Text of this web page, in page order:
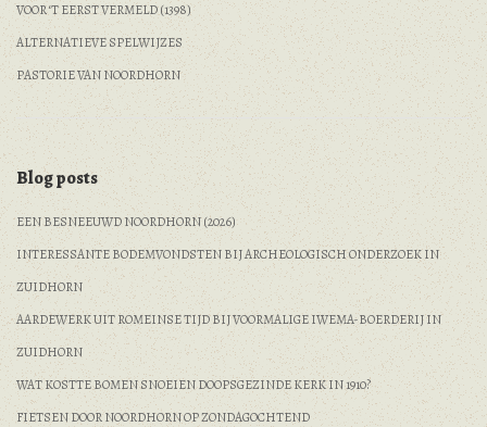
VOOR ‘T EERST VERMELD (1398)
ALTERNATIEVE SPELWIJZES
PASTORIE VAN NOORDHORN
Blog posts
EEN BESNEEUWD NOORDHORN (2026)
INTERESSANTE BODEMVONDSTEN BIJ ARCHEOLOGISCH ONDERZOEK IN
ZUIDHORN
AARDEWERK UIT ROMEINSE TIJD BIJ VOORMALIGE IWEMA-BOERDERIJ IN
ZUIDHORN
WAT KOSTTE BOMEN SNOEIEN DOOPSGEZINDE KERK IN 1910?
FIETSEN DOOR NOORDHORN OP ZONDAGOCHTEND